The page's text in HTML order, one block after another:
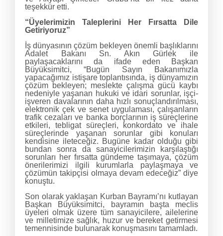
teşekkür etti.
“Üyelerimizin Taleplerini Her Fırsatta Dile
Getiriyoruz”
İş dünyasının çözüm bekleyen önemli başlıklarını
Adalet Bakanı Sn. Akın Gürlek ile
paylaşacaklarını da ifade eden Başkan
Büyüksimitci, “Bugün Sayın Bakanımızla
yapacağımız istişare toplantısında, iş dünyamızın
çözüm bekleyen; meslekte çalışma gücü kaybı
nedeniyle yaşanan hukuki ve idari sorunlar, işçi-
işveren davalarının daha hızlı sonuçlandırılması,
elektronik çek ve senet uygulaması, çalışanların
trafik cezaları ve banka borçlarının iş süreçlerine
etkileri, tebligat süreçleri, konkordato ve ihale
süreçlerinde yaşanan sorunlar gibi konuları
kendisine ileteceğiz. Bugüne kadar olduğu gibi
bundan sonra da sanayicilerimizin karşılaştığı
sorunları her fırsatta gündeme taşımaya, çözüm
önerilerimizi ilgili kurumlarla paylaşmaya ve
çözümün takipçisi olmaya devam edeceğiz” diye
konuştu.
Son olarak yaklaşan Kurban Bayramı’nı kutlayan
Başkan Büyüksimitci, bayramın başta meclis
üyeleri olmak üzere tüm sanayicilere, ailelerine
ve milletimize sağlık, huzur ve bereket getirmesi
temennisinde bulunarak konuşmasını tamamladı.